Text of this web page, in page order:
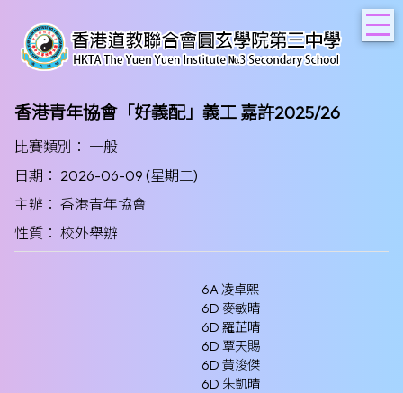
香港青年協會「好義配」義工 嘉許2025/26
比賽類別： 一般
日期： 2026-06-09 (星期二)
主辦： 香港青年協會
性質： 校外舉辦
6A 凌卓熙
6D 麥敏晴
6D 羅芷晴
6D 覃天賜
6D 黃浚傑
6D 朱凱晴